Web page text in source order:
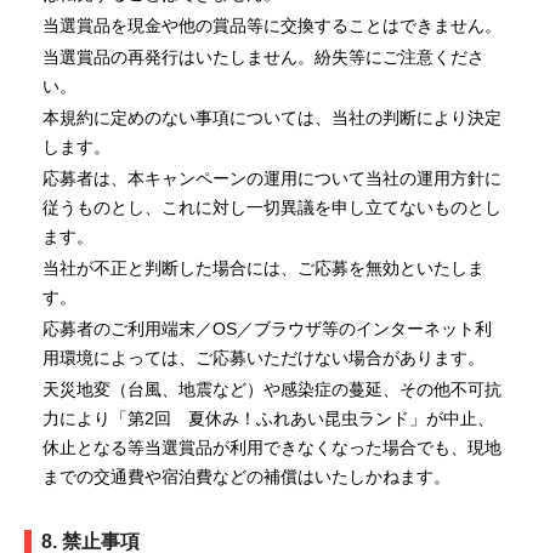
当選賞品を現金や他の賞品等に交換することはできません。
当選賞品の再発行はいたしません。紛失等にご注意くださ
い。
本規約に定めのない事項については、当社の判断により決定
します。
応募者は、本キャンペーンの運用について当社の運用方針に
従うものとし、これに対し一切異議を申し立てないものとし
ます。
当社が不正と判断した場合には、ご応募を無効といたしま
す。
応募者のご利用端末／OS／ブラウザ等のインターネット利
用環境によっては、ご応募いただけない場合があります。
天災地変（台風、地震など）や感染症の蔓延、その他不可抗
力により「第2回 夏休み！ふれあい昆虫ランド」が中止、
休止となる等当選賞品が利用できなくなった場合でも、現地
までの交通費や宿泊費などの補償はいたしかねます。
8. 禁止事項